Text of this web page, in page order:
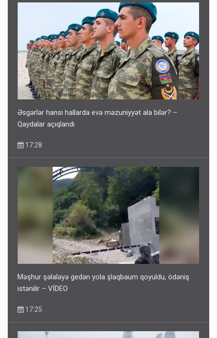
Əsgərlər hansı hallarda evə məzuniyyət ala bilər? –
Qaydalar açıqlandı
17:28
Məşhur şəlaləyə gedən yola şlaqbaum qoyuldu, ödəniş
istənilir – VİDEO
17:25